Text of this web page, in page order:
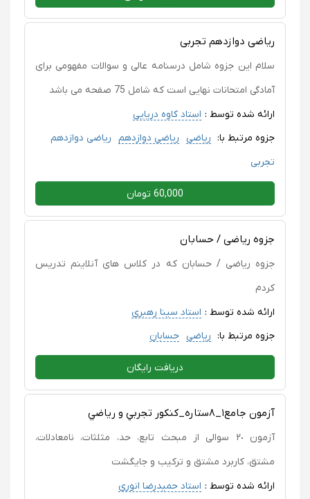
ریاضی دوازدهم تجربی
سلام این جزوه شامل درسنامه عالی و سوالات مفهومی برای
آمادگی امتحانات نهایی است که شامل 75 صفحه می باشد
ارائه شده توسط : استاد کاوه دریایی
جزوه مرتبط با: ریاضی ریاضی دوازدهم ریاضی دوازدهم
تجربی
60,000 تومان
جزوه ریاضی / حسابان
جزوه ریاضی / حسابان که در کلاس های آنلاینم تدریس
کردم
ارائه شده توسط : استاد سینا رهبری
جزوه مرتبط با: ریاضی حسابان
دریافت رایگان
آزمون جامع١_٨ستاره_كنكور تجربي و رياضي
آزمون ٢٠ سوالی از مبحث تابع، حد، مثلثات، نامعادلات،
مشتق، کاربرد مشتق و ترکیب و جایگشت
ارائه شده توسط : استاد حمیدرضا انوری